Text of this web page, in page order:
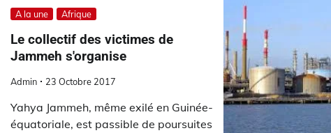
A la une Afrique
Le collectif des victimes de
Jammeh s'organise
Admin 23 Octobre 2017
Yahya Jammeh, même exilé en Guinée-
équatoriale, est passible de poursuites